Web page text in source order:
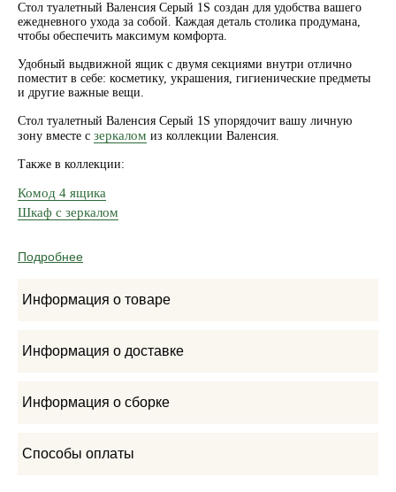
Стол туалетный Валенсия Серый 1S создан для удобства вашего
ежедневного ухода за собой. Каждая деталь столика продумана,
чтобы обеспечить максимум комфорта.
Удобный выдвижной ящик с двумя секциями внутри отлично
поместит в себе: косметику, украшения, гигиенические предметы
и другие важные вещи.
Стол туалетный Валенсия Серый 1S упорядочит вашу личную
зону вместе с зеркалом из коллекции Валенсия.
Также в коллекции:
Комод 4 ящика
Шкаф с зеркалом
Подробнее
Информация о товаре
Информация о доставке
Информация о сборке
Способы оплаты